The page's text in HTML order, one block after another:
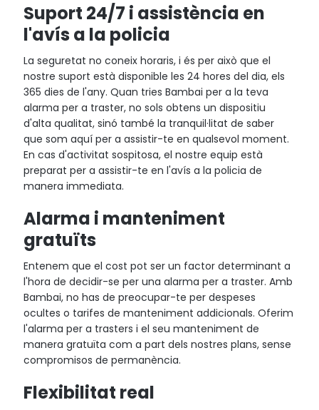
Suport 24/7 i assistència en
l'avís a la policia
La seguretat no coneix horaris, i és per això que el
nostre suport està disponible les 24 hores del dia, els
365 dies de l'any. Quan tries Bambai per a la teva
alarma per a traster, no sols obtens un dispositiu
d'alta qualitat, sinó també la tranquil·litat de saber
que som aquí per a assistir-te en qualsevol moment.
En cas d'activitat sospitosa, el nostre equip està
preparat per a assistir-te en l'avís a la policia de
manera immediata.
Alarma i manteniment
gratuïts
Entenem que el cost pot ser un factor determinant a
l'hora de decidir-se per una alarma per a traster. Amb
Bambai, no has de preocupar-te per despeses
ocultes o tarifes de manteniment addicionals. Oferim
l'alarma per a trasters i el seu manteniment de
manera gratuïta com a part dels nostres plans, sense
compromisos de permanència.
Flexibilitat real